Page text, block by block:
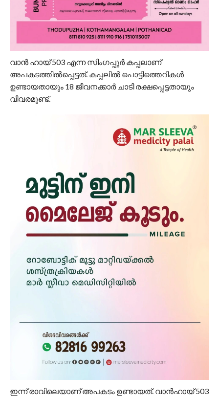
വാന്‍ ഹായ് 503 എന്ന സിംഗപ്പുര്‍ കപ്പലാണ്
അപകടത്തില്‍പ്പെട്ടത്. കപ്പലില്‍ പൊട്ടിത്തെറികള്‍
ഉണ്ടായതായും 18 ജീവനക്കാര്‍ ചാടി രക്ഷപ്പെട്ടതായും
വിവരമുണ്ട്.
ഇന്ന് രാവിലെയാണ് അപകടം ഉണ്ടായത്. വാന്‍ഹായ് 503